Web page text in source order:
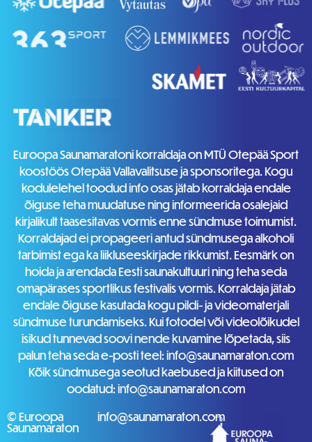
Euroopa Saunamaratoni korraldaja on MTÜ Otepää Sport
koostöös Otepää Vallavalitsuse ja sponsoritega. Kogu
kodulelehel toodud info osas jätab korraldaja endale
õiguse teha muudatuse ning informeerida osalejaid
kirjalikult taasesitavas vormis enne sündmuse toimumist.
Korraldajad ei propageeri antud sündmusega alkoholi
tarbimist ega ka liikluseeskirjade rikkumist. Eesmärk on
hoida ja arendada Eesti saunakultuuri ning teha seda
omapärases sportlikus festivalis vormis. Korraldaja jätab
endale õiguse kasutada kogu pildi- ja videomaterjali
sündmuse turundamiseks. Kui fotodel või videolõikudel
isikud tunnevad soovi nende kuvamine lõpetada, siis
palun teha seda e-posti teel: info@saunamaraton.com
Kõik sündmusega seotud kaebused ja kiitused on
oodatud: info@saunamaraton.com
© Euroopa
Saunamaraton
info@saunamaraton.com